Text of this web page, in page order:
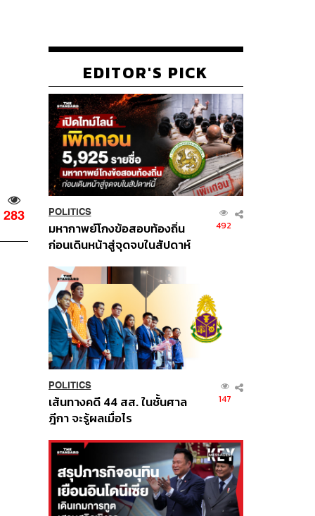
283
EDITOR'S PICK
POLITICS
มหากาพย์โกงข้อสอบท้องถิ่น
ก่อนเดินหน้าสู่จุดจบในสัปดาห์
492
POLITICS
เส้นทางคดี 44 สส. ในชั้นศาล
ฎีกา จะรู้ผลเมื่อไร
147